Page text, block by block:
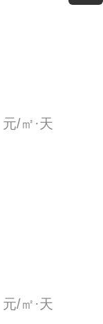
元/㎡·天
元/㎡·天